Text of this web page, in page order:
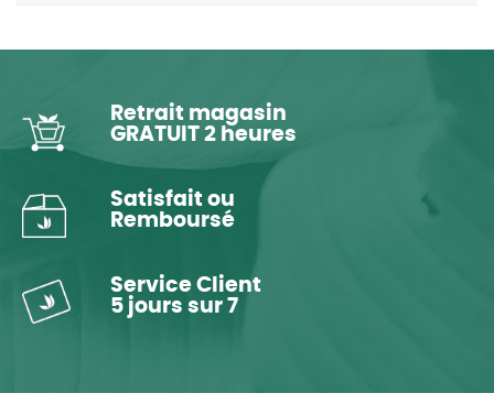
Retrait magasin
GRATUIT 2 heures
Satisfait ou
Remboursé
Service Client
5 jours sur 7